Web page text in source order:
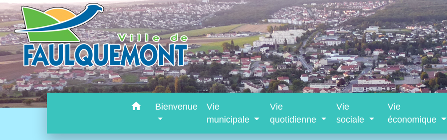
home Bienvenue
Vie
municipale
Vie
quotidienne
Vie
sociale
Vie
économique